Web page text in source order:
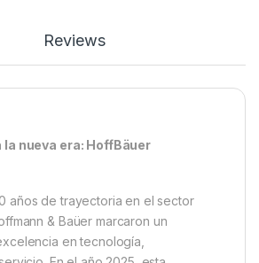
Reviews
la nueva era: HoffBäuer
años de trayectoria en el sector
& Baüer marcaron un
en tecnología,